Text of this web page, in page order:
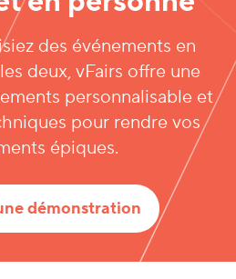
des événements en
deux, vFairs offre une
personnalisable et
pour rendre vos
épiques.
démonstration